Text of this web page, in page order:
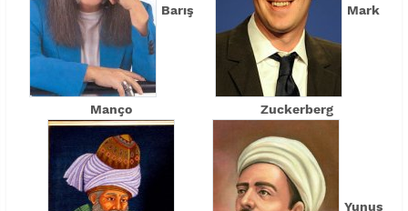
Barış
Manço
Mark
Zuckerberg
Yunus